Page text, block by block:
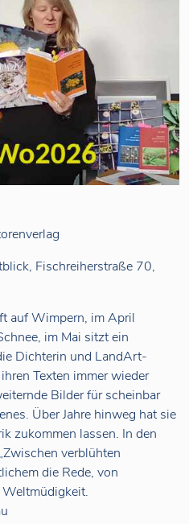
Fischreiherstraße 70,
auf Wimpern, im April
im Mai sitzt ein
Dichterin und LandArt-
Texten immer wieder
Bilder für scheinbar
Über Jahre hinweg hat sie
zukommen lassen. In den
verblühten
die Rede, von